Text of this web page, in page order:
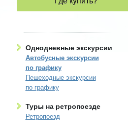
Однодневные экскурсии
Автобусные экскурсии
по графику
Пешеходные экскурсии
по графику
Туры на ретропоезде
Ретропоезд